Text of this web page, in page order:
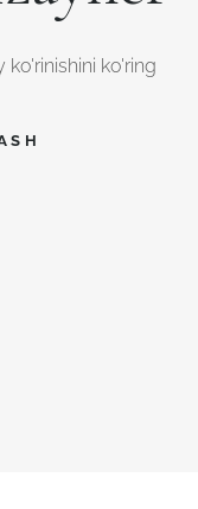
ko'ring